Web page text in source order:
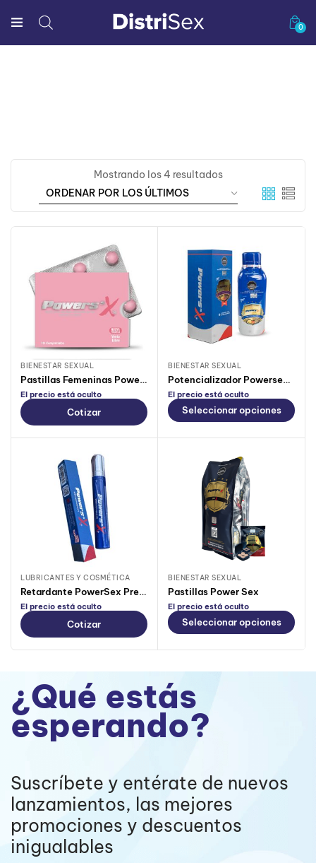
0
Mostrando los 4 resultados
BIENESTAR SEXUAL
Pastillas Femeninas PowerSex
El precio está oculto
Cotizar
BIENESTAR SEXUAL
Potencializador Powersex Liquido 500 ML
El precio está oculto
Seleccionar opciones
LUBRICANTES Y COSMÉTICA
Retardante PowerSex Premium
El precio está oculto
Cotizar
BIENESTAR SEXUAL
Pastillas Power Sex
El precio está oculto
Seleccionar opciones
¿Qué estás
esperando?
Suscríbete y entérate de nuevos
lanzamientos, las mejores
promociones y descuentos
inigualables